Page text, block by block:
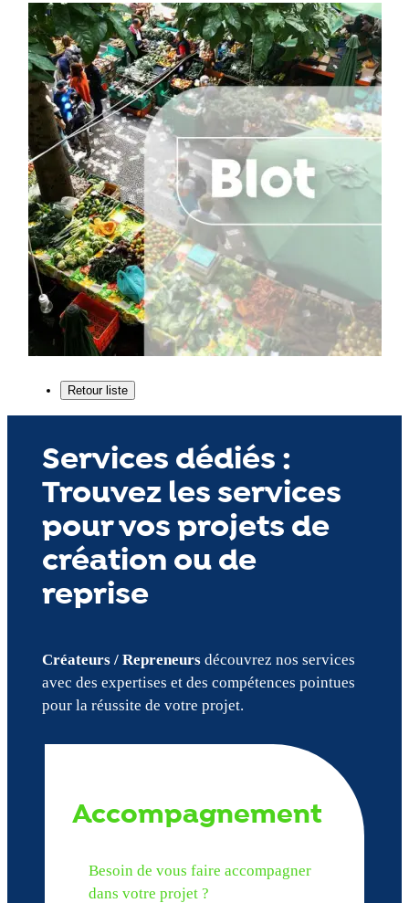
Services dédiés :
Trouvez les services
pour vos projets de
création ou de
reprise
Créateurs / Repreneursdécouvrez nos services
avec des expertises et des compétences pointues
pour la réussite de votre projet.
Accompagnement
Besoin de vous faire accompagner
dans votre projet ?